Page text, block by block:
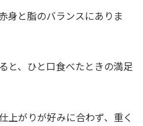
身と脂のバランスにありま
と、ひと口食べたときの満足
上がりが好みに合わず、重く